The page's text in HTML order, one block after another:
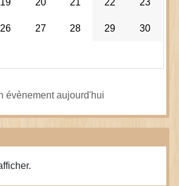
19 20 21 22 23
26 27 28 29 30
évènement aujourd'hui